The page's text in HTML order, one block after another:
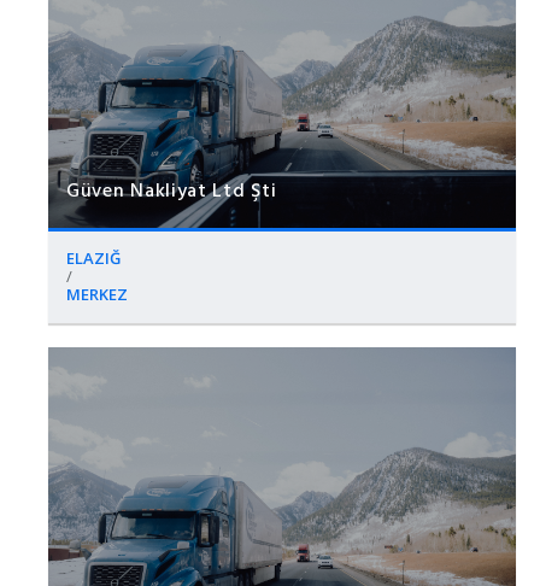
Güven Nakliyat Ltd Şti
ELAZIĞ
/
MERKEZ